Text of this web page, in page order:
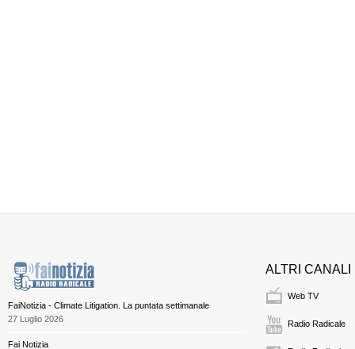
FaiNotizia - Climate Litigation. La puntata settimanale
27 Luglio 2026
Fai Notizia
ALTRI CANALI
Web TV
Radio Radicale